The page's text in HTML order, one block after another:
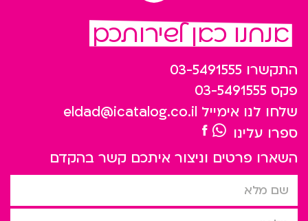
אנחנו כאן לשירותכם
התקשרו 03-5491555
פקס 03-5491555
שלחו לנו אימייל eldad@icatalog.co.il
ספרו עלינו
השארו פרטים וניצור איתכם קשר בהקדם
שם מלא